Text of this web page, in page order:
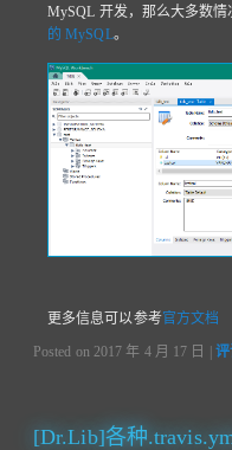
MySQL 开发，那么大多数
的 MySQL。
更多信息可以参考官方文档
Posted on 2017 年 4 月 17 日 |
[Dr.Lib]各种